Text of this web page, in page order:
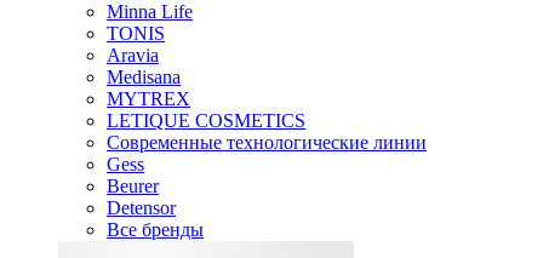
Minna Life
TONIS
Aravia
Medisana
MYTREX
LETIQUE COSMETICS
Современные технологические линии
Gess
Beurer
Detensor
Все бренды